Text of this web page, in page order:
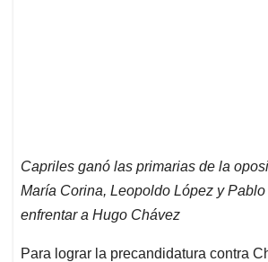
Capriles ganó las primarias de la
María Corina, Leopoldo López y Pablo
enfrentar a Hugo Chávez
Para lograr la precandidatura contra